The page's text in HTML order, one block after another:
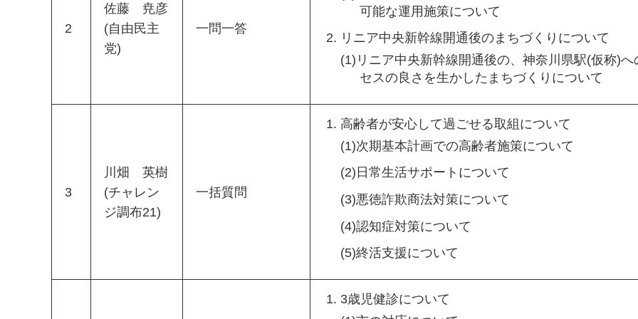
2
佐藤 尭彦
(自由民主
党)
一問一答
可能な運用施策について
リニア中央新幹線開通後のまちづくりについて
(1)リニア中央新幹線開通後の、神奈川県駅(仮称)へ
セスの良さを生かしたまちづくりについて
3
川畑 英樹
(チャレン
ジ調布21)
一括質問
高齢者が安心して過ごせる取組について
(1)次期基本計画での高齢者施策について
(2)日常生活サポートについて
(3)悪徳詐欺商法対策について
(4)認知症対策について
(5)終活支援について
3歳児健診について